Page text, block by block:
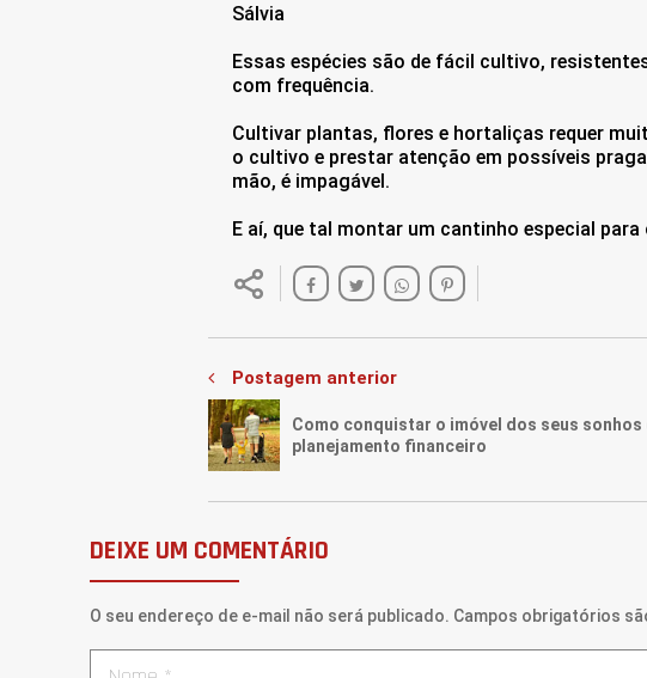
Sálvia
Essas espécies são de fácil cultivo,
com frequência.
Cultivar plantas, flores e hortaliças requer
o cultivo e prestar atenção em possíveis
mão, é impagável.
E aí, que tal montar um cantinho especial
Postagem anterior
Como conquistar o imóvel dos seus sonhos
planejamento financeiro
DEIXE UM COMENTÁRIO
O seu endereço de e-mail não será publicado. Campos obrigatórios